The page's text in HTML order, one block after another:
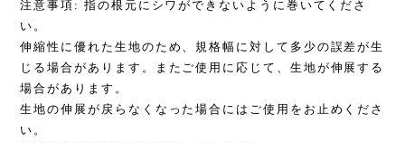
注意事項: 指の根元にシワができないように巻いてくださ
い。
伸縮性に優れた生地のため、規格幅に対して多少の誤差が生
じる場合があります。またご使用に応じて、生地が伸展する
場合があります。
生地の伸展が戻らなくなった場合にはご使用をお止めくださ
い。